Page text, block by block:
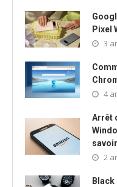
Pixel
3
4
Arrêt
savoir
2
Black